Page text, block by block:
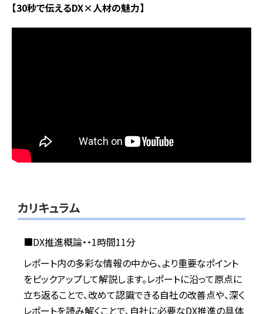
【30秒で伝えるDX×人材の魅力】
カリキュラム
■DX推進概論・・1時間11分
レポート内の多彩な情報の中から、より重要なポイント
をピックアップして解説します。レポートに沿って原点に
立ち返ることで、改めて認識できる自社の改善点や、深く
レポートを読み解くことで、自社に必要なDX推進の具体